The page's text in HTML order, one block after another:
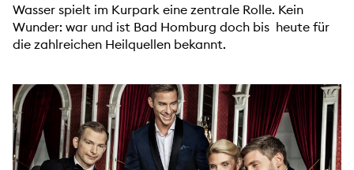
Wasser spielt im Kurpark eine zentrale Rolle. Kein
Wunder: war und ist Bad Homburg doch bis heute für
die zahlreichen Heilquellen bekannt.